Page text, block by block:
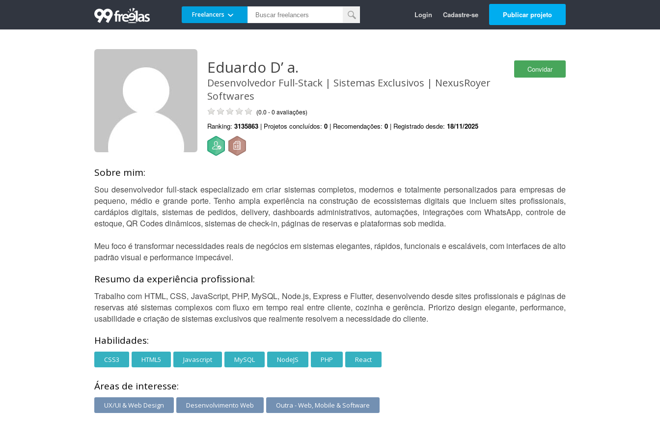
Freelancers Login Cadastre-se Publicar projeto
Convidar
Eduardo D’ a.
Desenvolvedor Full-Stack | Sistemas Exclusivos | NexusRoyer
Softwares
(0.0 - 0 avaliações)
Ranking: 3135863 | Projetos concluídos: 0 | Recomendações: 0 | Registrado desde: 18/11/2025
Sobre mim:
Sou desenvolvedor full-stack especializado em criar sistemas completos, modernos e totalmente personalizados para empresas de
pequeno, médio e grande porte. Tenho ampla experiência na construção de ecossistemas digitais que incluem sites profissionais,
cardápios digitais, sistemas de pedidos, delivery, dashboards administrativos, automações, integrações com WhatsApp, controle de
estoque, QR Codes dinâmicos, sistemas de check-in, páginas de reservas e plataformas sob medida.
Meu foco é transformar necessidades reais de negócios em sistemas elegantes, rápidos, funcionais e escaláveis, com interfaces de alto
padrão visual e performance impecável.
Resumo da experiência profissional:
Trabalho com HTML, CSS, JavaScript, PHP, MySQL, Node.js, Express e Flutter, desenvolvendo desde sites profissionais e páginas de
reservas até sistemas complexos com fluxo em tempo real entre cliente, cozinha e gerência. Priorizo design elegante, performance,
usabilidade e criação de sistemas exclusivos que realmente resolvem a necessidade do cliente.
Habilidades:
CSS3 HTML5 Javascript MySQL NodeJS PHP React
Áreas de interesse:
UX/UI & Web Design Desenvolvimento Web Outra - Web, Mobile & Software